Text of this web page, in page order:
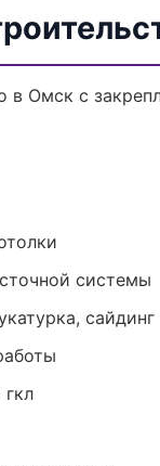
в Омск с
системы
сайдинг